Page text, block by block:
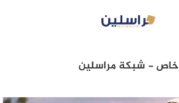
خاص - شبكة مراسلين